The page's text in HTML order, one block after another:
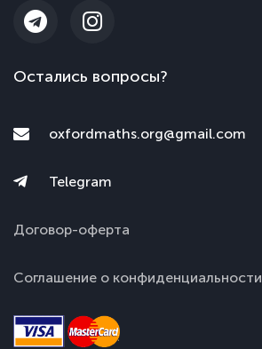
Остались вопросы?
oxfordmaths.org@gmail.com
Telegram
Договор-оферта
Соглашение о конфиденциальности